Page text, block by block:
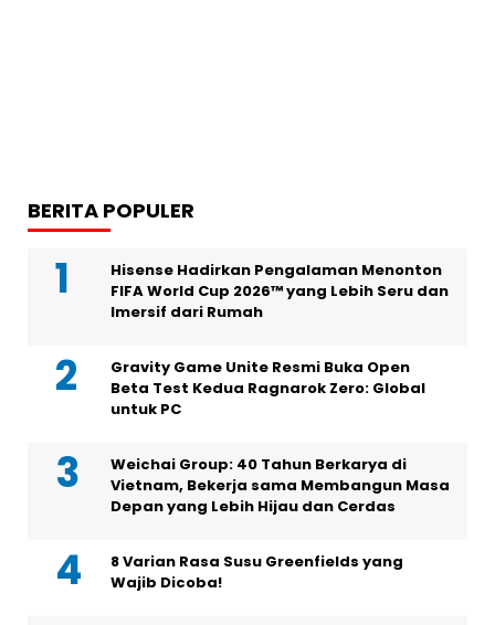
BERITA POPULER
Hisense Hadirkan Pengalaman Menonton
FIFA World Cup 2026™ yang Lebih Seru dan
Imersif dari Rumah
Gravity Game Unite Resmi Buka Open
Beta Test Kedua Ragnarok Zero: Global
untuk PC
Weichai Group: 40 Tahun Berkarya di
Vietnam, Bekerja sama Membangun Masa
Depan yang Lebih Hijau dan Cerdas
8 Varian Rasa Susu Greenfields yang
Wajib Dicoba!